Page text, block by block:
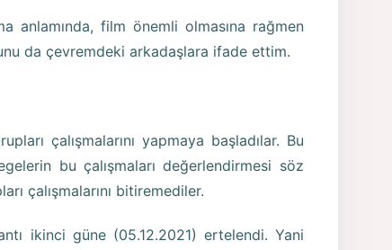
anlamında, film önemli olmasına rağmen
da çevremdeki arkadaşlara ifade ettim.
çalışmalarını yapmaya başladılar. Bu
bu çalışmaları değerlendirmesi söz
çalışmalarını bitiremediler.
ikinci güne (05.12.2021) ertelendi. Yani